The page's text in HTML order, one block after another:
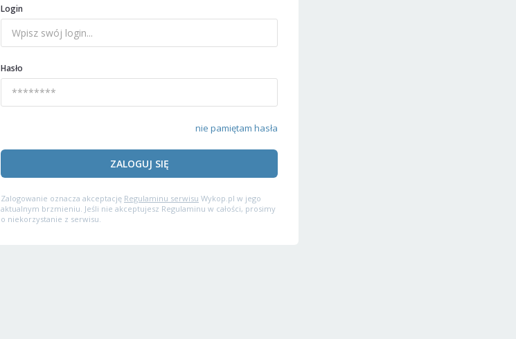
Login
Hasło
nie pamiętam hasła
ZALOGUJ SIĘ
Zalogowanie oznacza akceptację Regulaminu serwisu Wykop.pl w jego
aktualnym brzmieniu. Jeśli nie akceptujesz Regulaminu w całości, prosimy
o niekorzystanie z serwisu.